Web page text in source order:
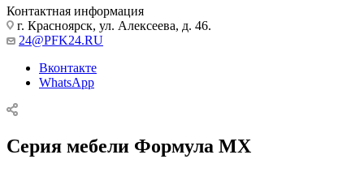
Контактная информация
г. Красноярск, ул. Алексеева, д. 46.
24@PFK24.RU
Вконтакте
WhatsApp
Серия мебели Формула МХ